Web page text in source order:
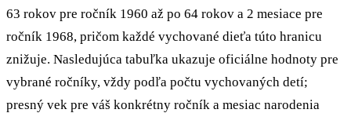
63 rokov pre ročník 1960 až po 64 rokov a 2 mesiace pre
ročník 1968, pričom každé vychované dieťa túto hranicu
znižuje. Nasledujúca tabuľka ukazuje oficiálne hodnoty pre
vybrané ročníky, vždy podľa počtu vychovaných detí;
presný vek pre váš konkrétny ročník a mesiac narodenia